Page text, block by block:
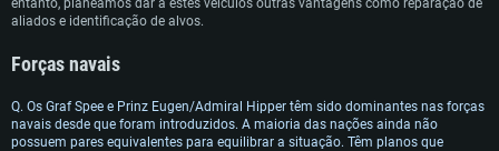
Network: Internet de banda larga.
Disco: 60,2 GB
(não mais de 6 meses) com suporte Vulkan.
Disco: 60,2 GB
entanto, planeamos dar a estes veículos outras vantagens como reparação de
aliados e identificação de alvos.
Forças navais
Q. Os Graf Spee e Prinz Eugen/Admiral Hipper têm sido dominantes nas forças
navais desde que foram introduzidos. A maioria das nações ainda não
possuem pares equivalentes para equilibrar a situação. Têm planos que